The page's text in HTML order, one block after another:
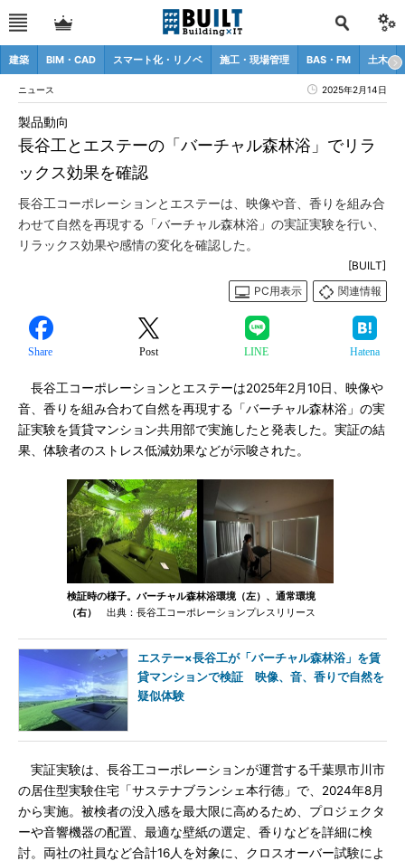
建築 BIM・CAD スマート化・リノベ 施工・現場管理 BAS・FM 土木
ニュース 2025年2月14日
長谷工とエステーの「バーチャル森林浴」でリラ
ックス効果を確認
製品動向
長谷工コーポレーションとエステーは、映像や音、香りを組み合
わせて自然を再現する「バーチャル森林浴」の実証実験を行い、
リラックス効果や感情の変化を確認した。
[BUILT]
PC用表示
関連情報
Share Post LINE Hatena
長谷工コーポレーションとエステーは2025年2月10日、映像や
音、香りを組み合わて自然を再現する「バーチャル森林浴」の実
証実験を賃貸マンション共用部で実施したと発表した。実証の結
果、体験者のストレス低減効果などが示唆された。
検証時の様子。バーチャル森林浴環境（左）、通常環境
（右）
出典：長谷工コーポレーションプレスリリース
エステー×長谷工が「バーチャル森林浴」を賃
貸マンションで検証 映像、音、香りで自然を
疑似体験
実証実験は、長谷工コーポレーションが運営する千葉県市川市
の居住型実験住宅「サステナブランシェ本行徳」で、2024年8月
から実施。被検者の没入感を最大限に高めるため、プロジェクタ
ーや音響機器の配置、最適な壁紙の選定、香りなどを詳細に検
討。両社の社員など合計16人を対象に、クロスオーバー試験によ